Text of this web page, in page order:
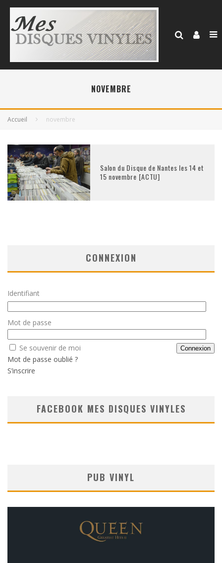
NOVEMBRE
Accueil novembre
Salon du Disque de Nantes les 14 et
15 novembre [ACTU]
CONNEXION
Identifiant
Mot de passe
Se souvenir de moi
Mot de passe oublié ?
S’inscrire
FACEBOOK MES DISQUES VINYLES
PUB VINYL